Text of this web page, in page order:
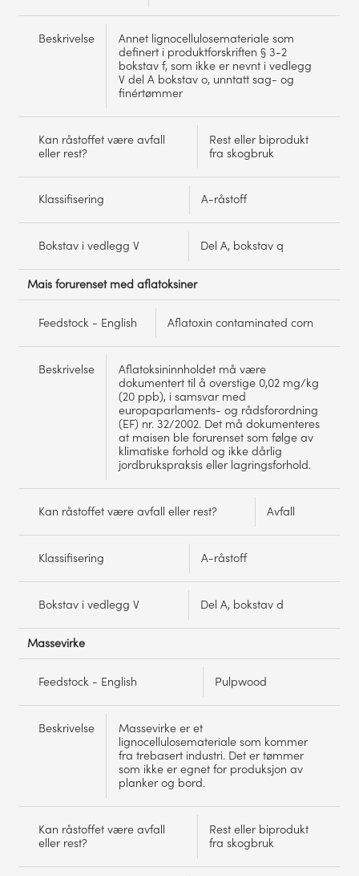
Beskrivelse
Annet lignocellulosemateriale som
definert i produktforskriften § 3-2
bokstav f, som ikke er nevnt i vedlegg
V del A bokstav o, unntatt sag- og
finértømmer
Kan råstoffet være avfall
eller rest?
Rest eller biprodukt
fra skogbruk
Klassifisering A-råstoff
Bokstav i vedlegg V Del A, bokstav q
Mais forurenset med aflatoksiner
Feedstock - English Aflatoxin contaminated corn
Beskrivelse
Aflatoksininnholdet må være
dokumentert til å overstige 0,02 mg/kg
(20 ppb), i samsvar med
europaparlaments- og rådsforordning
(EF) nr. 32/2002. Det må dokumenteres
at maisen ble forurenset som følge av
klimatiske forhold og ikke dårlig
jordbrukspraksis eller lagringsforhold.
Kan råstoffet være avfall eller rest? Avfall
Klassifisering A-råstoff
Bokstav i vedlegg V Del A, bokstav d
Massevirke
Feedstock - English Pulpwood
Beskrivelse
Massevirke er et
lignocellulosemateriale som kommer
fra trebasert industri. Det er tømmer
som ikke er egnet for produksjon av
planker og bord.
Kan råstoffet være avfall
eller rest?
Rest eller biprodukt
fra skogbruk